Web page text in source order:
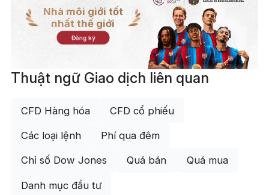
Nhà môi giới tốt
nhất thế giới
Đăng ký
Thuật ngữ Giao dịch liên quan
CFD Hàng hóa CFD cổ phiếu
Các loại lệnh Phí qua đêm
Chỉ số Dow Jones Quá bán Quá mua
Danh mục đầu tư